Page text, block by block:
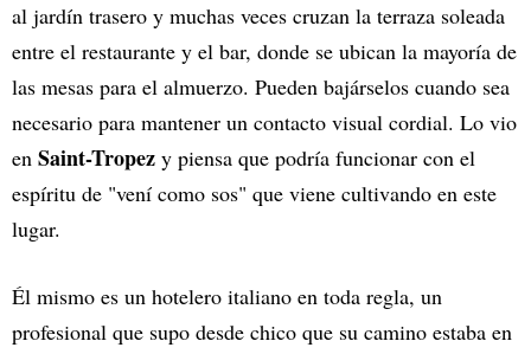
al jardín trasero y muchas veces cruzan la terraza soleada
entre el restaurante y el bar, donde se ubican la mayoría de
las mesas para el almuerzo. Pueden bajárselos cuando sea
necesario para mantener un contacto visual cordial. Lo vio
en Saint-Tropez y piensa que podría funcionar con el
espíritu de "vení como sos" que viene cultivando en este
lugar.
Él mismo es un hotelero italiano en toda regla, un
profesional que supo desde chico que su camino estaba en